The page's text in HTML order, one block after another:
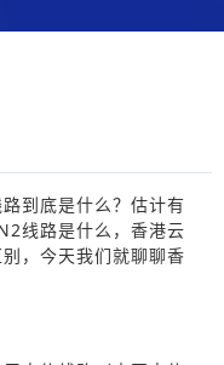
到底是什么？估计有
线路是什么，香港云
，今天我们就聊聊香